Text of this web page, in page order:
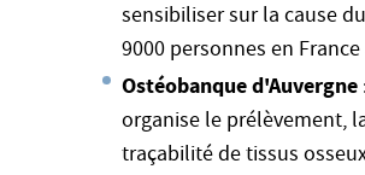
sensibiliser sur la cause
9000 personnes en
Ostéobanque d'Auvergne
organise le prélèvement,
traçabilité de tissus